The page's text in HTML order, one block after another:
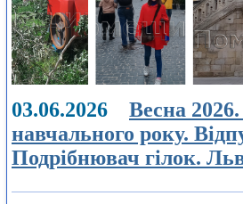
03.06.2026 Весна
навчального року.
Подрібнювач гілок.